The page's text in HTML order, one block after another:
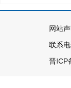
网站
联系
晋ICP